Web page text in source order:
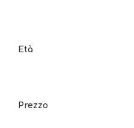
Età
Prezzo